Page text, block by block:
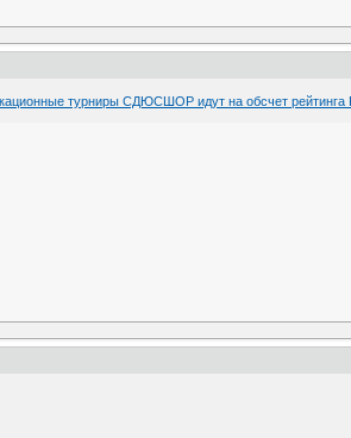
турниры СДЮСШОР идут на обсчет